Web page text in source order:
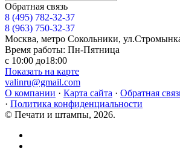
Обратная связь
8 (495) 782-32-37
8 (963) 750-32-37
Москва, метро Сокольники,
Время работы: Пн-Пятница
с 10:00 до18:00
Показать на карте
valinru@gmail.com
О компании · Карта сайта · Обратная
· Политика конфиденциальности
© Печати и штампы, 2026.